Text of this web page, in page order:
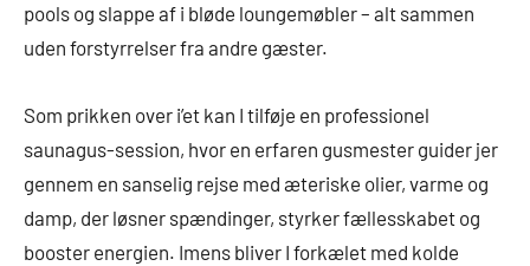
pools og slappe af i bløde loungemøbler – alt sammen
uden forstyrrelser fra andre gæster.
Som prikken over i’et kan I tilføje en professionel
saunagus-session, hvor en erfaren gusmester guider jer
gennem en sanselig rejse med æteriske olier, varme og
damp, der løsner spændinger, styrker fællesskabet og
booster energien. Imens bliver I forkælet med kolde